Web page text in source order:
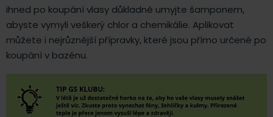
ihned po koupání vlasy důkladně umyjte šamponem,
abyste vymyli veškerý chlor a chemikálie. Aplikovat
můžete i nejrůznější přípravky, které jsou přímo určené po
koupání v bazénu.